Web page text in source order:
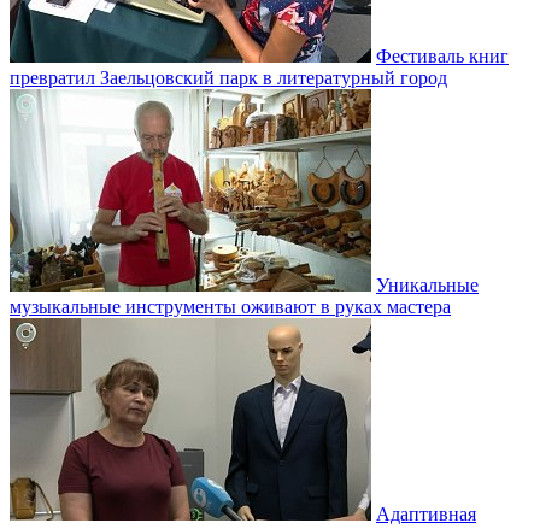
Фестиваль книг
превратил Заельцовский парк в литературный город
Уникальные
музыкальные инструменты оживают в руках мастера
Адаптивная